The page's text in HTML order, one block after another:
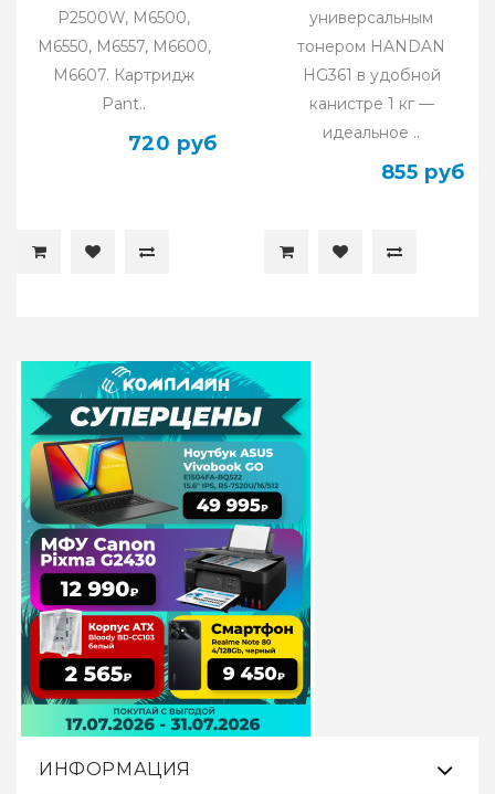
P2500W, M6500,
M6550, M6557, M6600,
M6607. Картридж
Pant..
720 руб
универсальным
тонером HANDAN
HG361 в удобной
канистре 1 кг —
идеальное ..
855 руб
ИНФОРМАЦИЯ